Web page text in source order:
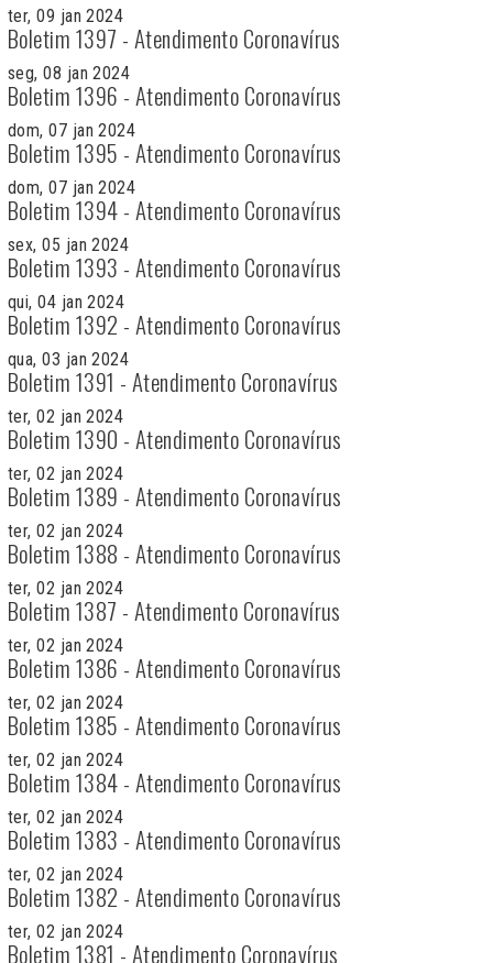
ter, 09 jan 2024
Boletim 1397 - Atendimento Coronavírus
seg, 08 jan 2024
Boletim 1396 - Atendimento Coronavírus
dom, 07 jan 2024
Boletim 1395 - Atendimento Coronavírus
dom, 07 jan 2024
Boletim 1394 - Atendimento Coronavírus
sex, 05 jan 2024
Boletim 1393 - Atendimento Coronavírus
qui, 04 jan 2024
Boletim 1392 - Atendimento Coronavírus
qua, 03 jan 2024
Boletim 1391 - Atendimento Coronavírus
ter, 02 jan 2024
Boletim 1390 - Atendimento Coronavírus
ter, 02 jan 2024
Boletim 1389 - Atendimento Coronavírus
ter, 02 jan 2024
Boletim 1388 - Atendimento Coronavírus
ter, 02 jan 2024
Boletim 1387 - Atendimento Coronavírus
ter, 02 jan 2024
Boletim 1386 - Atendimento Coronavírus
ter, 02 jan 2024
Boletim 1385 - Atendimento Coronavírus
ter, 02 jan 2024
Boletim 1384 - Atendimento Coronavírus
ter, 02 jan 2024
Boletim 1383 - Atendimento Coronavírus
ter, 02 jan 2024
Boletim 1382 - Atendimento Coronavírus
ter, 02 jan 2024
Boletim 1381 - Atendimento Coronavírus